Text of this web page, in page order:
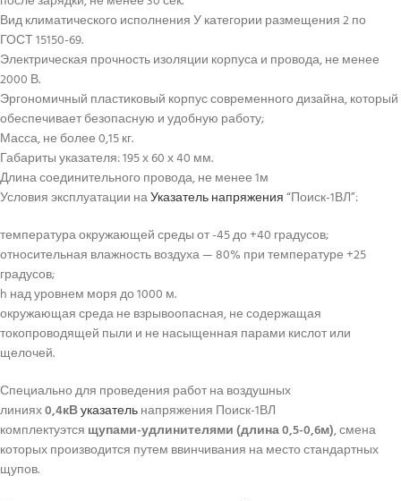
Вид климатического исполнения У категории размещения 2 по
ГОСТ 15150-69.
Электрическая прочность изоляции корпуса и провода, не менее
2000 В.
Эргономичный пластиковый корпус современного дизайна, который
обеспечивает безопасную и удобную работу;
Масса, не более 0,15 кг.
Габариты указателя: 195 х 60 х 40 мм.
Длина соединительного провода, не менее 1м
Условия эксплуатации наУказатель напряжения“Поиск-1ВЛ”:
температура окружающей среды от -45 до +40 градусов;
относительная влажность воздуха — 80% при температуре +25
градусов;
h над уровнем моря до 1000 м.
окружающая среда не взрывоопасная, не содержащая
токопроводящей пыли и не насыщенная парами кислот или
щелочей.
Специально для проведения работ на воздушных
линиях0,4кВуказательнапряжения Поиск-1ВЛ
комплектуэтся щупами-удлинителями (длина 0,5-0,6м), смена
которых производится путем ввинчивания на место стандартных
щупов.